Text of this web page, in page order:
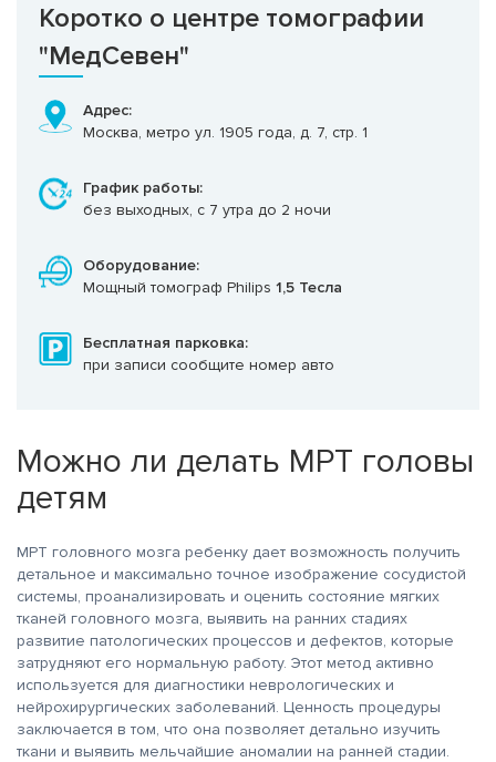
Коротко о центре томографии
"МедСевен"
Адрес:
Москва, метро ул. 1905 года, д. 7, стр. 1
График работы:
без выходных, с 7 утра до 2 ночи
Оборудование:
Мощный томограф Philips 1,5 Тесла
Бесплатная парковка:
при записи сообщите номер авто
Можно ли делать МРТ головы
детям
МРТ головного мозга ребенку дает возможность получить
детальное и максимально точное изображение сосудистой
системы, проанализировать и оценить состояние мягких
тканей головного мозга, выявить на ранних стадиях
развитие патологических процессов и дефектов, которые
затрудняют его нормальную работу. Этот метод активно
используется для диагностики неврологических и
нейрохирургических заболеваний. Ценность процедуры
заключается в том, что она позволяет детально изучить
ткани и выявить мельчайшие аномалии на ранней стадии.